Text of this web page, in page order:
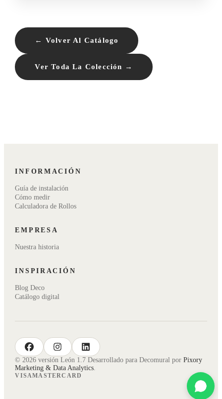
← Volver Al Catálogo
Ver Toda La Colección →
INFORMACIÓN
Guía de instalación
Cómo medir
Calculadora de Rollos
EMPRESA
Nuestra historia
INSPIRACIÓN
Blog Deco
Catálogo digital
facebook instagram linkedin
© 2026 versión León 1.7 Desarrollado para Decomural porPixory
Marketing & Data Analytics.
VISAMASTERCARD